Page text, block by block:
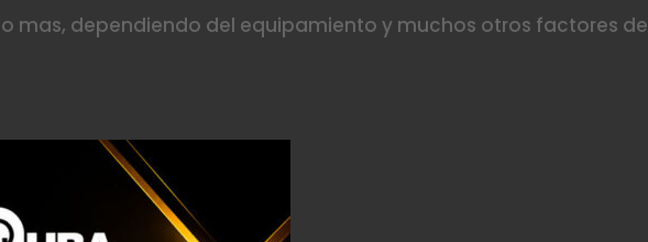
o mas, dependiendo del equipamiento y muchos otros factores